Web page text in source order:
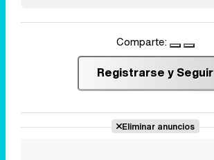
Comparte:
Registrarse y Seguir
Eliminar anuncios